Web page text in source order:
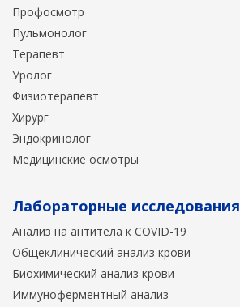
Профосмотр
Пульмонолог
Терапевт
Уролог
Физиотерапевт
Хирург
Эндокринолог
Медицинские осмотры
Лабораторные исследования
Анализ на антитела к COVID-19
Общеклинический анализ крови
Биохимический анализ крови
Иммуноферментный анализ